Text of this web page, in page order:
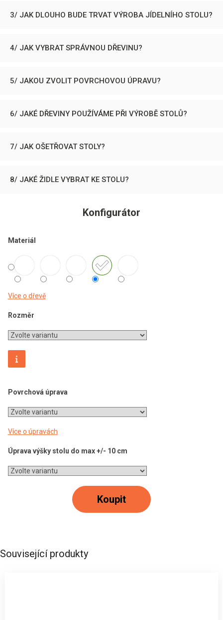
3/ JAK DLOUHO BUDE TRVAT VÝROBA JÍDELNÍHO STOLU?
4/ JAK VYBRAT SPRÁVNOU DŘEVINU?
5/ JAKOU ZVOLIT POVRCHOVOU ÚPRAVU?
6/ JAKÉ DŘEVINY POUŽÍVÁME PŘI VÝROBĚ STOLŮ?
7/ JAK OŠETŘOVAT STOLY?
8/ JAKÉ ŽIDLE VYBRAT KE STOLU?
Konfigurátor
Materiál
Více o dřevě
Rozměr
Povrchová úprava
Více o úpravách
Úprava výšky stolu do max +/- 10 cm
Koupit
Související produkty